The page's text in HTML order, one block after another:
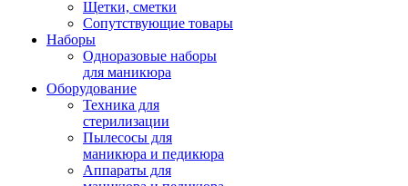
Щетки, сметки
Сопутствующие товары
Наборы
Одноразовые наборы
для маникюра
Оборудование
Техника для
стерилизации
Пылесосы для
маникюра и педикюра
Аппараты для